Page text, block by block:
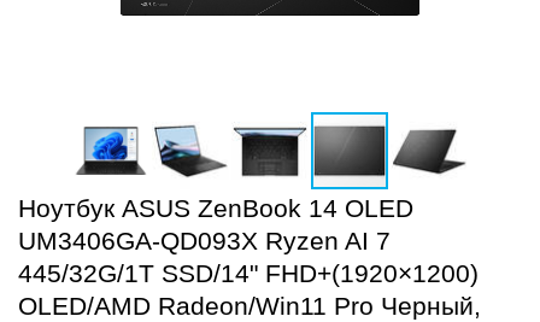
Ноутбук ASUS ZenBook 14 OLED
UM3406GA-QD093X Ryzen AI 7
445/32G/1T SSD/14" FHD+(1920×1200)
OLED/AMD Radeon/Win11 Pro Черный,